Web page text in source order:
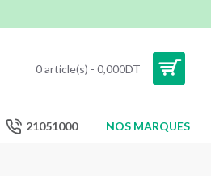
0 article(s) - 0,000DT
21051000 NOS MARQUES